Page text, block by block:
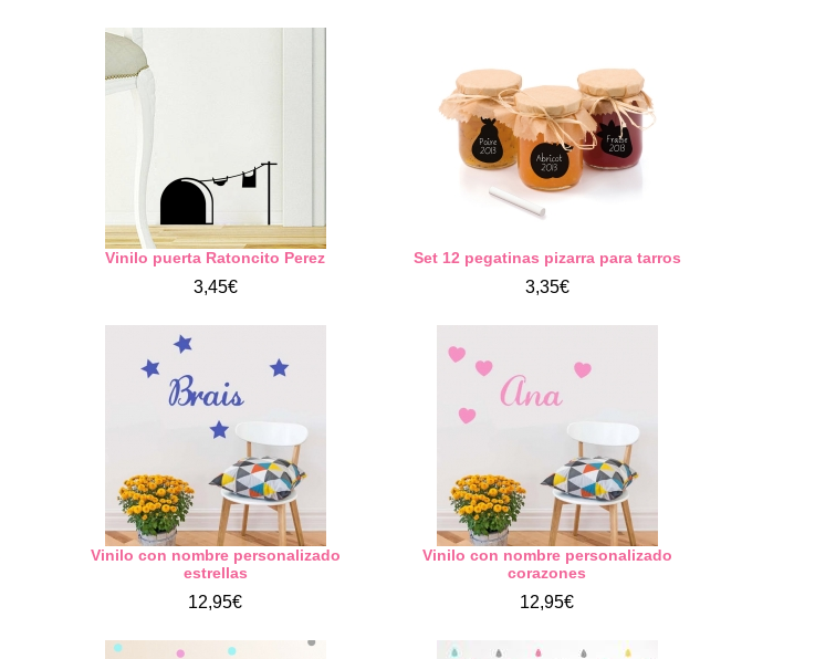
Vinilo puerta Ratoncito Perez
3,45€
Set 12 pegatinas pizarra para tarros
3,35€
Vinilo con nombre personalizado
estrellas
12,95€
Vinilo con nombre personalizado
corazones
12,95€